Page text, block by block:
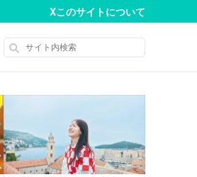
Xこのサイトについて